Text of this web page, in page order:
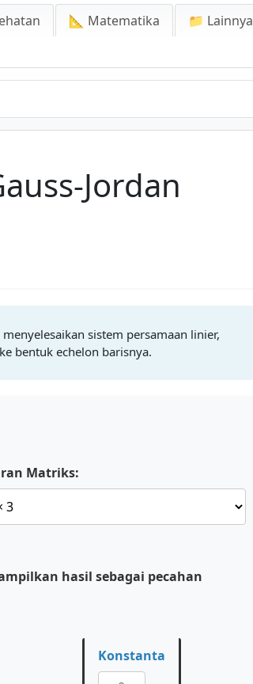
📐 Matematika 📁 Lainnya
Jordan
sistem persamaan linier,
bentuk echelon barisnya.
Matriks:
hasil sebagai pecahan
Konstanta